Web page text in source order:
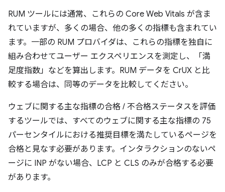
RUM ツールには通常、これらの Core Web Vitals が含ま
れていますが、多くの場合、他の多くの指標も含まれてい
ます。一部の RUM プロバイダは、これらの指標を独自に
組み合わせてユーザー エクスペリエンスを測定し、「満
足度指数」などを算出します。RUM データを CrUX と比
較する場合は、同等のデータを比較してください。
ウェブに関する主な指標の合格 / 不合格ステータスを評価
するツールでは、すべてのウェブに関する主な指標の 75
パーセンタイルにおける推奨目標を満たしているページを
合格と見なす必要があります。インタラクションのないペ
ージに INP がない場合、LCP と CLS のみが合格する必要
があります。